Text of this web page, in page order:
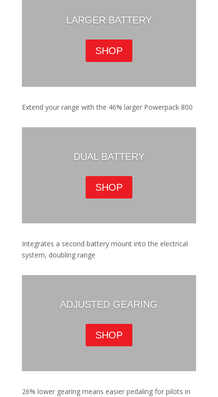
LARGER BATTERY
SHOP
Extend your range with the 46% larger Powerpack 800
DUAL BATTERY
SHOP
Integrates a second battery mount into the electrical
system, doubling range
ADJUSTED GEARING
SHOP
26% lower gearing means easier pedaling for pilots in